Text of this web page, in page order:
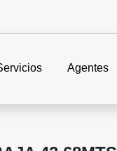
Agentes